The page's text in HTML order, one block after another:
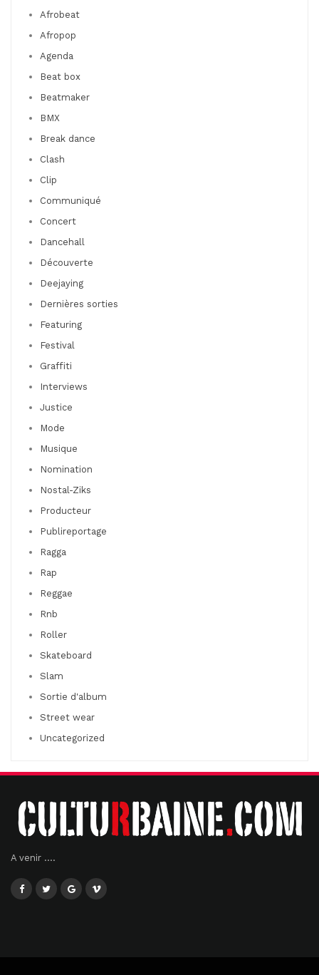
Afrobeat
Afropop
Agenda
Beat box
Beatmaker
BMX
Break dance
Clash
Clip
Communiqué
Concert
Dancehall
Découverte
Deejaying
Dernières sorties
Featuring
Festival
Graffiti
Interviews
Justice
Mode
Musique
Nomination
Nostal-Ziks
Producteur
Publireportage
Ragga
Rap
Reggae
Rnb
Roller
Skateboard
Slam
Sortie d'album
Street wear
Uncategorized
A venir ....